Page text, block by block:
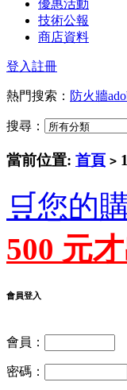
優惠活動
技術公報
商店資料
登入註冊
熱門搜索： 防火牆
搜尋：
當前位置: 首頁 >
🛒您的
500 元
會員登入
會員：
密碼：